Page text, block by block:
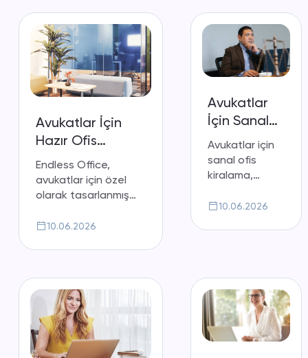
Avukatlar İçin
Hazır Ofis
Avantajları
Endless Office,
avukatlar için özel
olarak tasarlanmış
seçenekleri ile
10.06.2026
Avukatlar
İçin Sanal
Ofis
Avukatlar için
sanal ofis
kiralama,
yürütürken
hayatınızı
kolaylaştırıyor.
Avukatlar için
sanal ofis
hizmeti.
10.06.2026